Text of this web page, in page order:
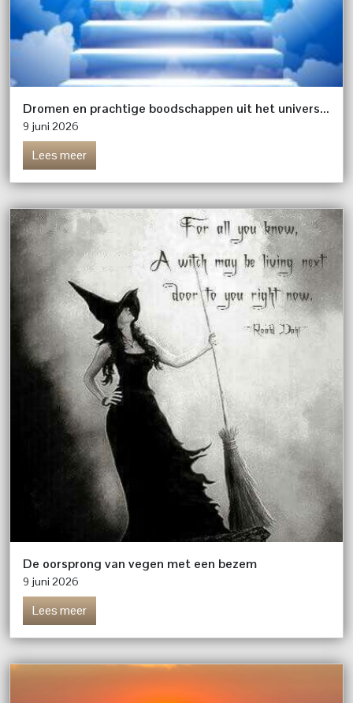
Dromen en prachtige boodschappen uit het universum
9 juni 2026
Lees meer
De oorsprong van vegen met een bezem
9 juni 2026
Lees meer